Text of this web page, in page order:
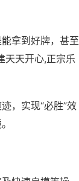
拿到好牌，甚至
天天开心,正宗乐
，实现“必胜”效